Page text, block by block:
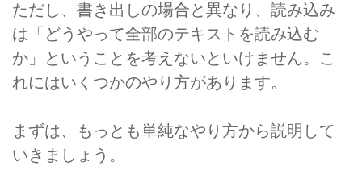
ただし、書き出しの場合と異なり、読み込み
は「どうやって全部のテキストを読み込む
か」ということを考えないといけません。こ
れにはいくつかのやり方があります。
まずは、もっとも単純なやり方から説明して
いきましょう。